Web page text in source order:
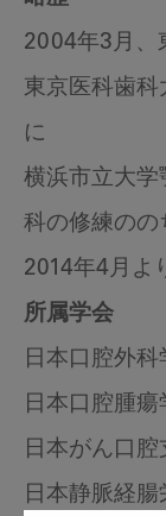
2004年3月、
東京医科歯
に
横浜市立大学
科の修練のの
2014年4月よ
所属学会
日本口腔外科
日本口腔腫瘍
日本がん口
日本静脈経腸